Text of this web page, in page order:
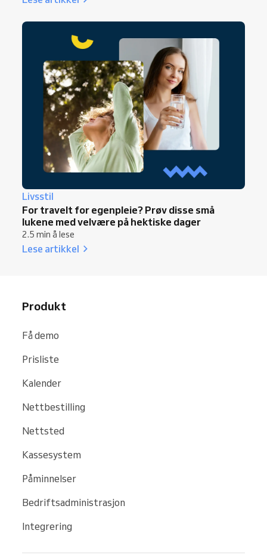
Livsstil
For travelt for egenpleie? Prøv disse små
lukene med velvære på hektiske dager
2.5 min å lese
Lese artikkel
Produkt
Få demo
Prisliste
Kalender
Nettbestilling
Nettsted
Kassesystem
Påminnelser
Bedriftsadministrasjon
Integrering